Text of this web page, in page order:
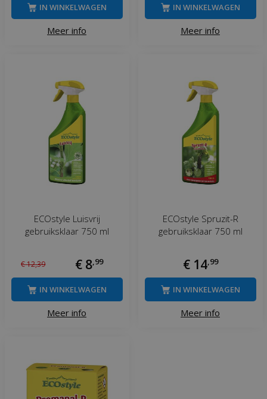
Meer info
IN WINKELWAGEN
Meer info
IN WINKELWAGEN
ECOstyle Luisvrij
gebruiksklaar 750 ml
€12,39 € 8,99
Meer info
IN WINKELWAGEN
ECOstyle Spruzit-R
gebruiksklaar 750 ml
€ 14,99
Meer info
IN WINKELWAGEN